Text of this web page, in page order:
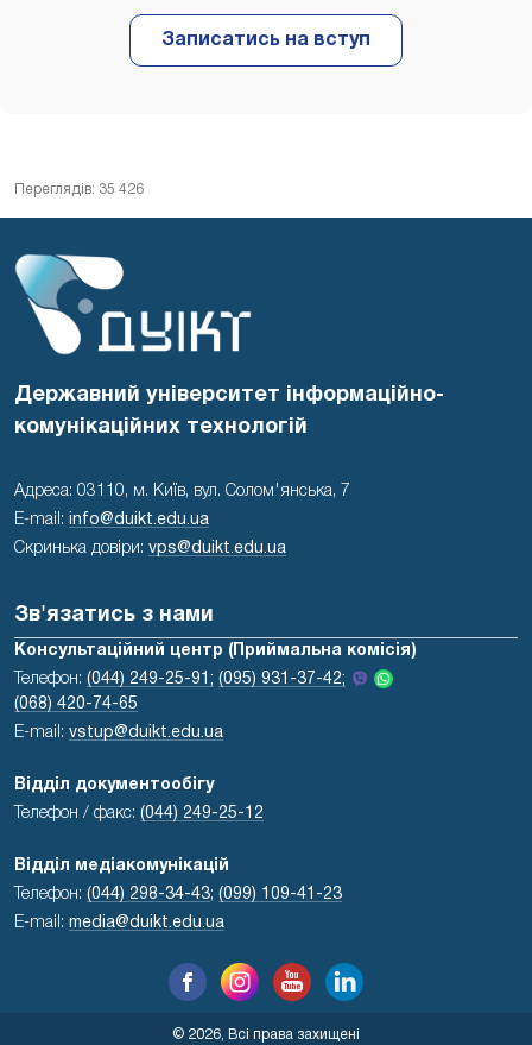
Переглядів: 35 426
Державний університет інформаційно-
комунікаційних технологій
Адреса: 03110, м. Київ, вул. Солом'янська, 7
E-mail: info@duikt.edu.ua
Скринька довіри: vps@duikt.edu.ua
Зв'язатись з нами
Консультаційний центр (Приймальна комісія)
Телефон: (044) 249-25-91; (095) 931-37-42;
(068) 420-74-65
E-mail: vstup@duikt.edu.ua
Відділ документообігу
Телефон / факс: (044) 249-25-12
Відділ медіакомунікацій
Телефон: (044) 298-34-43; (099) 109-41-23
E-mail: media@duikt.edu.ua
© 2026, Всі права захищені